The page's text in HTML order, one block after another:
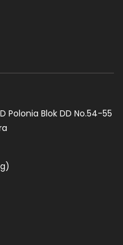
Polonia Blok DD No.54-55